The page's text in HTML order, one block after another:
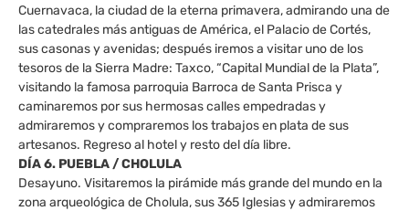
Cuernavaca, la ciudad de la eterna primavera, admirando una de
las catedrales más antiguas de América, el Palacio de Cortés,
sus casonas y avenidas; después iremos a visitar uno de los
tesoros de la Sierra Madre: Taxco, “Capital Mundial de la Plata”,
visitando la famosa parroquia Barroca de Santa Prisca y
caminaremos por sus hermosas calles empedradas y
admiraremos y compraremos los trabajos en plata de sus
artesanos. Regreso al hotel y resto del día libre.
DÍA 6. PUEBLA / CHOLULA
Desayuno. Visitaremos la pirámide más grande del mundo en la
zona arqueológica de Cholula, sus 365 Iglesias y admiraremos